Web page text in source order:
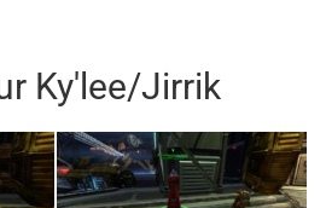
Ky'lee/Jirrik